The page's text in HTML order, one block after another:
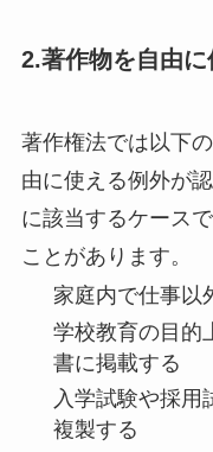
2.著作物を自由
著作権法では以下
由に使える例外が
に該当するケース
ことがあります。
家庭内で仕事以
学校教育の目的
書に掲載する
入学試験や採用
複製する